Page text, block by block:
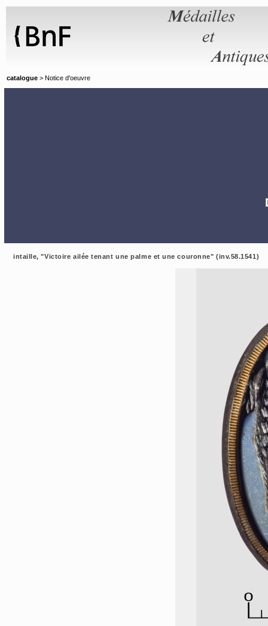
catalogue > Notice d'oeuvre
intaille, "Victoire ailée tenant une palme et une couronne" (inv.58.1541)